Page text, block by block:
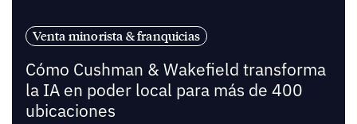
Venta minorista & franquicias
Cómo Cushman & Wakefield transforma
la IA en poder local para más de 400
ubicaciones